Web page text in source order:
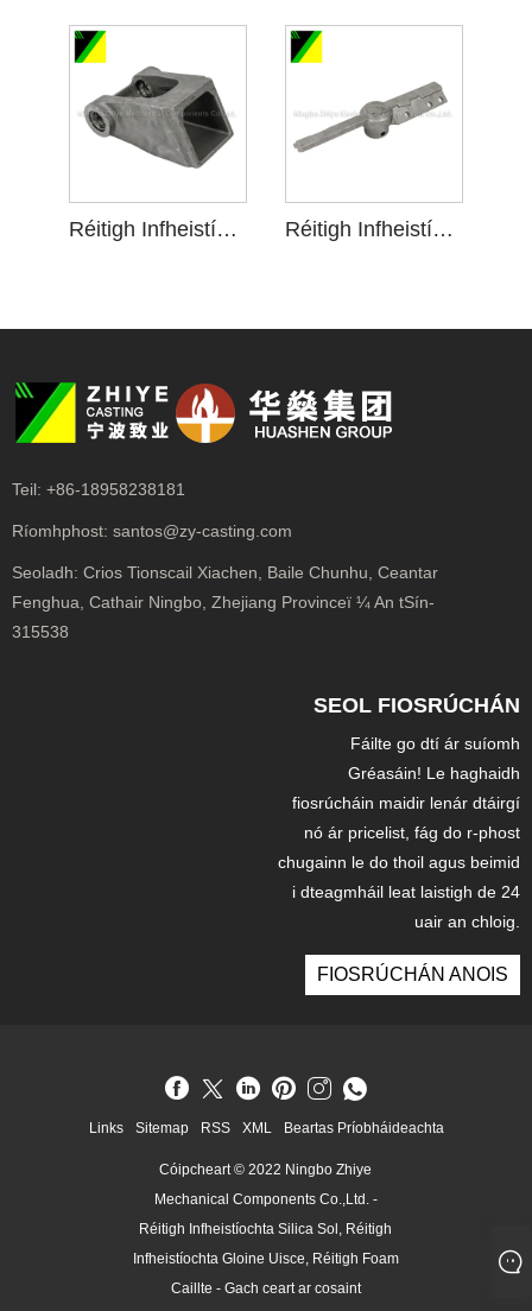
Réitigh Infheistíochta Gloine Uisce le haghaidh Cúlpháirtí Lúibíní Réitigh Infheistíochta Gloine Uisce le haghaidh Tionól Lúibíní
Teil: +86-18958238181
Ríomhphost: santos@zy-casting.com
Seoladh: Crios Tionscail Xiachen, Baile Chunhu, Ceantar
Fenghua, Cathair Ningbo, Zhejiang Provinceï ¼ An tSín-
315538
SEOL FIOSRÚCHÁN
Fáilte go dtí ár suíomh
Gréasáin! Le haghaidh
fiosrúcháin maidir lenár dtáirgí
nó ár pricelist, fág do r-phost
chugainn le do thoil agus beimid
i dteagmháil leat laistigh de 24
uair an chloig.
FIOSRÚCHÁN ANOIS
Links Sitemap RSS XML Beartas Príobháideachta
Cóipcheart © 2022 Ningbo Zhiye
Mechanical Components Co.,Ltd. -
Réitigh Infheistíochta Silica Sol, Réitigh
Infheistíochta Gloine Uisce, Réitigh Foam
Caillte - Gach ceart ar cosaint